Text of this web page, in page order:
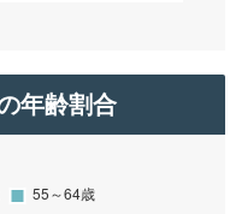
年齢割合